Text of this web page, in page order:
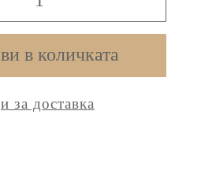
в количката
за доставка